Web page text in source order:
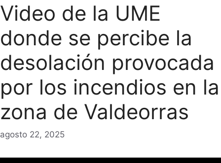
Video de la UME
donde se percibe la
desolación provocada
por los incendios en la
zona de Valdeorras
agosto 22, 2025